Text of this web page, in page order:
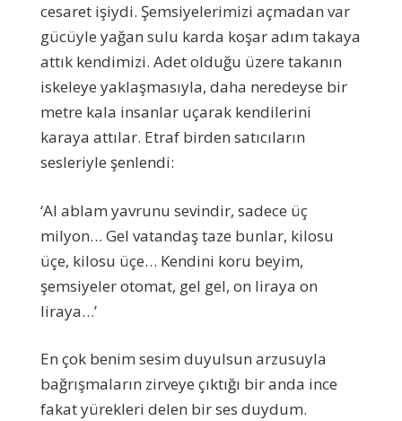
cesaret işiydi. Şemsiyelerimizi açmadan var
gücüyle yağan sulu karda koşar adım takaya
attık kendimizi. Adet olduğu üzere takanın
iskeleye yaklaşmasıyla, daha neredeyse bir
metre kala insanlar uçarak kendilerini
karaya attılar. Etraf birden satıcıların
sesleriyle şenlendi:
‘Al ablam yavrunu sevindir, sadece üç
milyon… Gel vatandaş taze bunlar, kilosu
üçe, kilosu üçe… Kendini koru beyim,
şemsiyeler otomat, gel gel, on liraya on
liraya…’
En çok benim sesim duyulsun arzusuyla
bağrışmaların zirveye çıktığı bir anda ince
fakat yürekleri delen bir ses duydum.